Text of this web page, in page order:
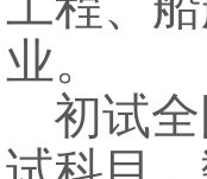
业。
初试